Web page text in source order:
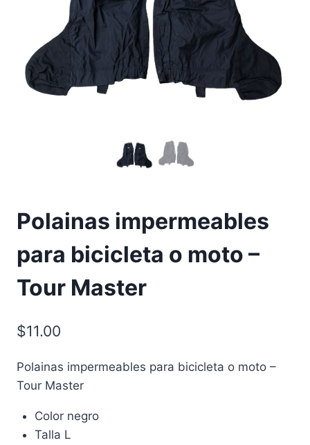
Polainas impermeables
para bicicleta o moto –
Tour Master
$11.00
Polainas impermeables para bicicleta o moto –
Tour Master
Color negro
Talla L